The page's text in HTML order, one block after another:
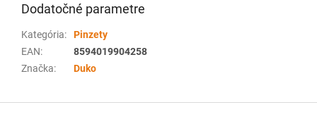
Dodatočné parametre
Kategória:
Pinzety
EAN:
8594019904258
Značka: Duko